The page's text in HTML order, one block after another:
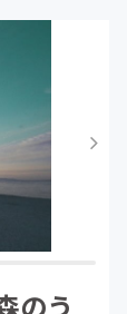
。
士で交流
視聴でき
に招待し
かかりま
のう